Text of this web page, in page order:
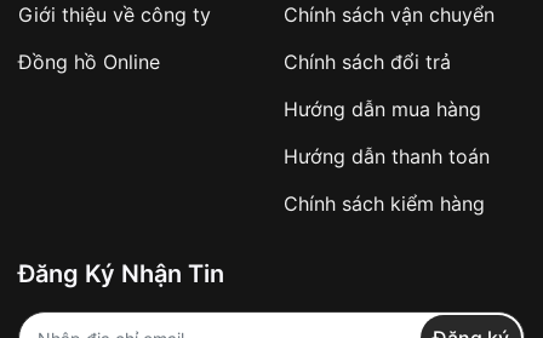
hàng
Số tiền còn lại thanh toán khi nhận hàng hoặc
✔️ Đảm bảo xử lý đơn hàng nhanh chóng
✔️ Hạn chế tình trạng hủy đơn không mong
Từ khóa SEO:
Giới thiệu về công ty
Đồng hồ Online
Chính sách vận chuyển
Chính sách đổi trả
Hướng dẫn mua hàng
Hướng dẫn thanh toán
Chính sách kiểm hàng
Đăng Ký Nhận Tin